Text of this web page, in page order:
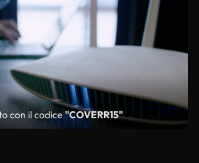
con il codice"COVERR15"